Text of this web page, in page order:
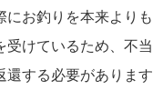
にお釣りを本来より
けているため、不
する必要があります